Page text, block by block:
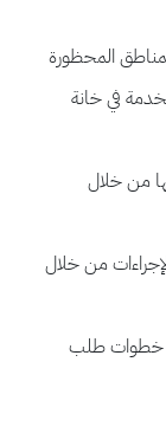
المحظورة
في خانة
من خلال
من خلال
خطوات طلب